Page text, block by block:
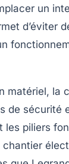
un
d’éviter
matériel, la
de sécurité
les piliers